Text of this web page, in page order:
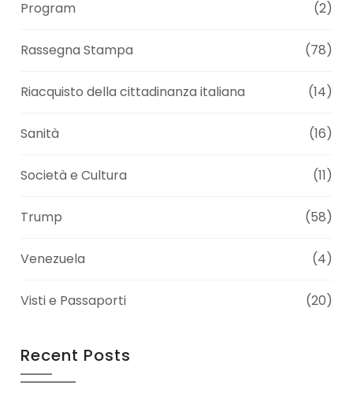
Program (2)
Rassegna Stampa (78)
Riacquisto della cittadinanza italiana (14)
Sanità (16)
Società e Cultura (11)
Trump (58)
Venezuela (4)
Visti e Passaporti (20)
Recent Posts